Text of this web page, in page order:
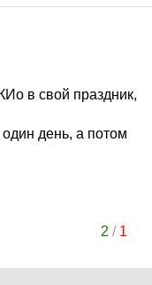
в свой праздник,
один день, а потом
2 / 1